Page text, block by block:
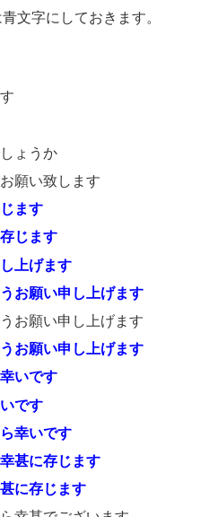
文字にしておきます。
ょうか
願い致します
ます
じます
上げます
お願い申し上げます
お願い申し上げます
お願い申し上げます
いです
です
幸いです
甚に存じます
に存じます